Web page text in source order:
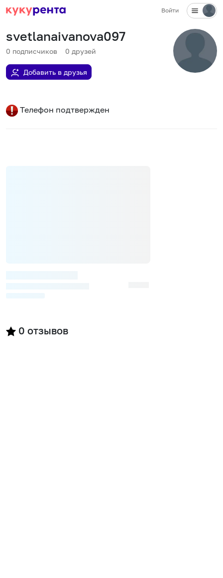
Войти
svetlanaivanova097
0 подписчиков 0 друзей
Добавить в друзья
Телефон подтвержден
0 отзывов